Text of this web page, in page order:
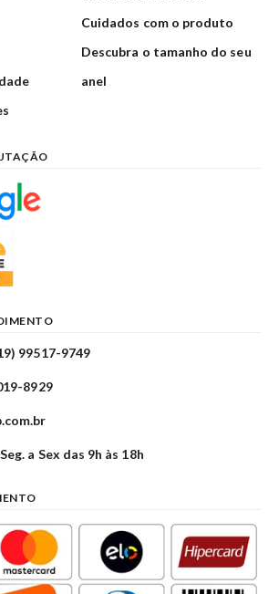
Cuidados com o produto
Descubra o tamanho do seu
anel
99517-9749
8929
a Sex das 9h às 18h